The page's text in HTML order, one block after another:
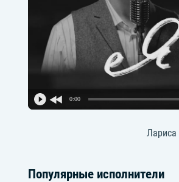
0:00
Популярные исполнители